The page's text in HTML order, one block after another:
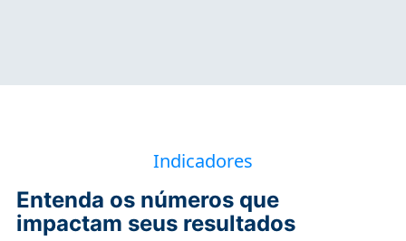
Indicadores
Entenda os números que
impactam seus resultados